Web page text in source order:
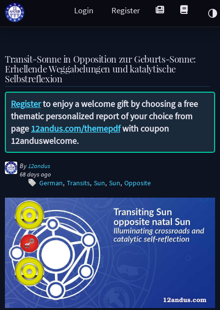
Register
Login
Transit-Sonne in Opposition zur Geburts-Sonne:
Erhellende Weggabelungen und katalytische
Selbstreflexion
Registerto enjoy a welcome gift by choosing a free
thematic personalized report of your choice from
page 12andus.com/themepdfwith coupon
12anduswelcome.
By 12andus
68 days ago
German Transits Sun Sun Opposite